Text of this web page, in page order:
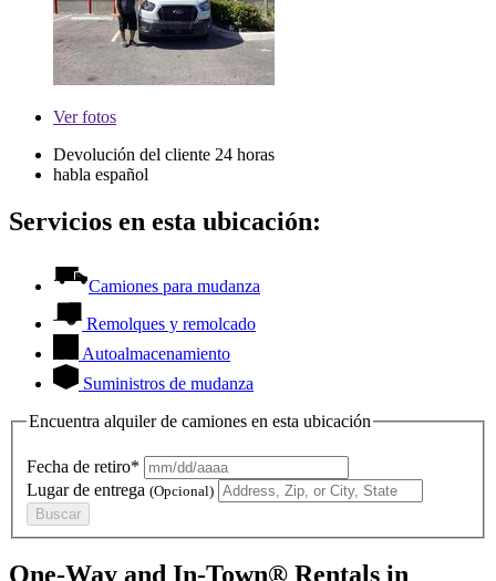
Verfotos
Devolución del cliente 24 horas
habla español
Servicios en esta ubicación:
Camiones para mudanza
Remolques y remolcado
Autoalmacenamiento
Suministros de mudanza
Encuentra alquiler de camiones en esta ubicación
Fecha de retiro*
Lugar de entrega (Opcional)
Buscar
One-Way and In-Town® Rentals in